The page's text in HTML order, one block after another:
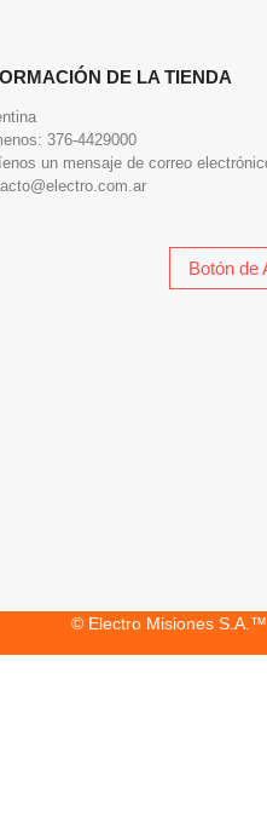
DE LA TIENDA
376-4429000
un mensaje de correo
Botón de
© Electro Misiones S.A.™